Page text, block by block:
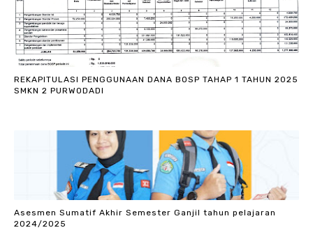
REKAPITULASI PENGGUNAAN DANA BOSP TAHAP 1 TAHUN 2025
SMKN 2 PURWODADI
Asesmen Sumatif Akhir Semester Ganjil tahun pelajaran
2024/2025